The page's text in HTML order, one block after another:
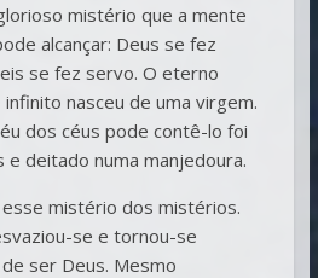
mistério que a mente
alcançar: Deus se fez
se fez servo. O eterno
nasceu de uma virgem.
dos céus pode contê-lo foi
e deitado numa manjedoura.
mistério dos mistérios.
se e tornou-se
ser Deus. Mesmo